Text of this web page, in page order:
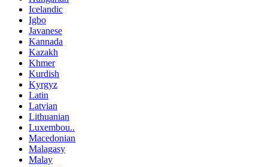
Icelandic
Igbo
Javanese
Kannada
Kazakh
Khmer
Kurdish
Kyrgyz
Latin
Latvian
Lithuanian
Luxembou..
Macedonian
Malagasy
Malay